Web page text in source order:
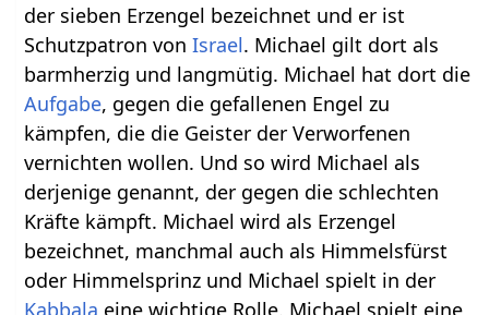
der sieben Erzengel bezeichnet und er ist
Schutzpatron vonIsrael. Michael gilt dort als
barmherzig und langmütig. Michael hat dort die
Aufgabe, gegen die gefallenen Engel zu
kämpfen, die die Geister der Verworfenen
vernichten wollen. Und so wird Michael als
derjenige genannt, der gegen die schlechten
Kräfte kämpft. Michael wird als Erzengel
bezeichnet, manchmal auch als Himmelsfürst
oder Himmelsprinz und Michael spielt in der
Kabbala eine wichtige Rolle. Michael spielt eine